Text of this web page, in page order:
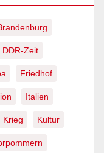
DDR-Zeit
Friedhof
Italien
Krieg Kultur